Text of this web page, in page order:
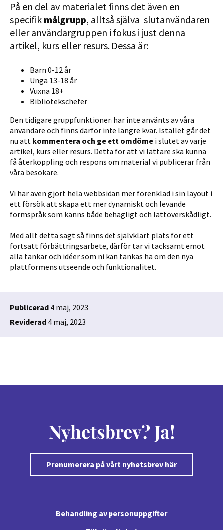
Publicerad 4 maj, 2023
Reviderad 4 maj, 2023
På en del av materialet finns det även en
specifik målgrupp, alltså själva slutanvändaren
eller användargruppen i fokus i just denna
artikel, kurs eller resurs. Dessa är:
Barn 0-12 år
Unga 13-18 år
Vuxna 18+
Bibliotekschefer
Den tidigare gruppfunktionen har inte använts av våra
användare och finns därför inte längre kvar. Istället går det
nu att kommentera och ge ett omdöme i slutet av varje
artikel, kurs eller resurs. Detta för att vi lättare ska kunna
få återkoppling och respons om material vi publicerar från
våra besökare.
Vi har även gjort hela webbsidan mer förenklad i sin layout i
ett försök att skapa ett mer dynamiskt och levande
formspråk som känns både behagligt och lättöverskådligt.
Med allt detta sagt så finns det självklart plats för ett
fortsatt förbättringsarbete, därför tar vi tacksamt emot
alla tankar och idéer som ni kan tänkas ha om den nya
plattformens utseende och funktionalitet.
Behandling av personuppgifter
Nyhetsbrev? Ja!
Prenumerera på vårt nyhetsbrev här